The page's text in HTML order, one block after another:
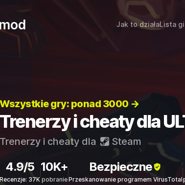
Jak to działaLista
Wszystkie gry: ponad 3000 →
Trenerzy i cheaty dla
Trenerzy i cheaty dla Steam
4.9/5
Recenzje: 37K
10K+
pobranie
Bezpieczne
Przeskanowanie programem VirusTotal